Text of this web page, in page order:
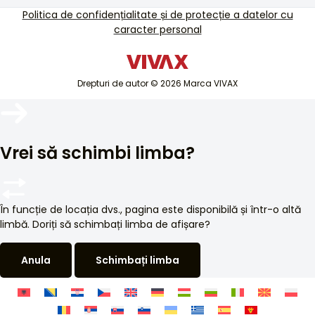
Asistență de service în afara garanției
TV si audio
Dispozitive inteligenteDrepturi de autor © 2026 Marca VIVAX
Politica de confidențialitate și de protecție a datelor cu
caracter personal
Vrei să schimbi limba?
În funcție de locația dvs., pagina este disponibilă și într-o altă
limbă. Doriți să schimbați limba de afișare?
Anula Schimbați limba